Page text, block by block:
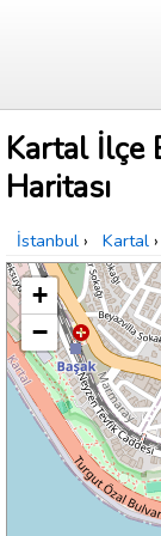
Kartal İlçe
Haritası
İstanbul › Kartal ›
+
−